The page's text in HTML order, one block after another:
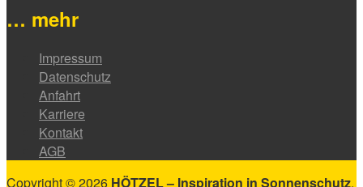
… mehr
Impressum
Datenschutz
Anfahrt
Karriere
Kontakt
AGB
Copyright © 2026 HÖTZEL – Inspiration in Sonnenschutz.